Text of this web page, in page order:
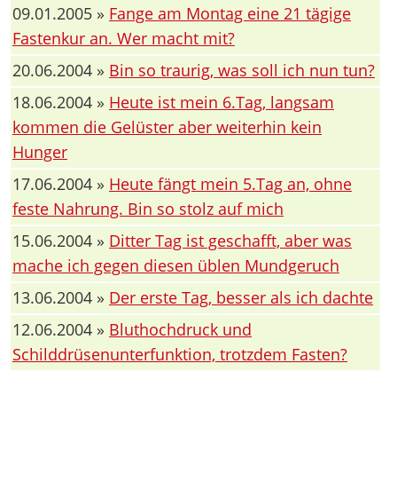
09.01.2005 » Fange am Montag eine 21 tägige
Fastenkur an. Wer macht mit?
20.06.2004 » Bin so traurig, was soll ich nun tun?
18.06.2004 » Heute ist mein 6.Tag, langsam
kommen die Gelüster aber weiterhin kein
Hunger
17.06.2004 » Heute fängt mein 5.Tag an, ohne
feste Nahrung. Bin so stolz auf mich
15.06.2004 » Ditter Tag ist geschafft, aber was
mache ich gegen diesen üblen Mundgeruch
13.06.2004 » Der erste Tag, besser als ich dachte
12.06.2004 » Bluthochdruck und
Schilddrüsenunterfunktion, trotzdem Fasten?